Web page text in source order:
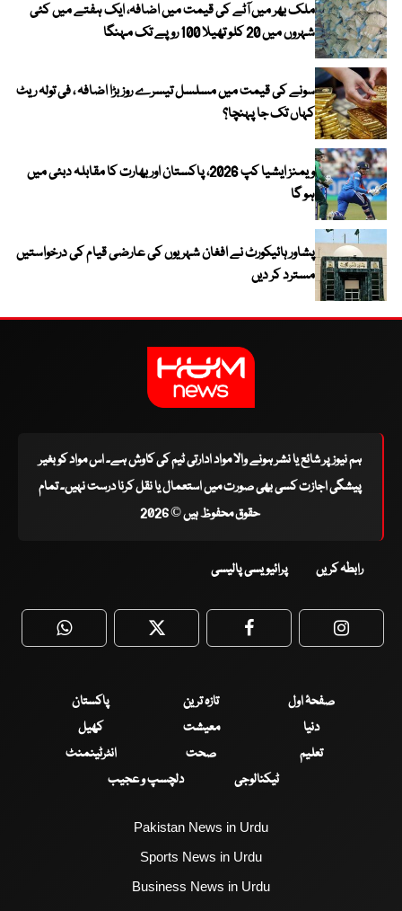
ملک بھر میں آٹے کی قیمت میں اضافہ، ایک ہفتے میں کئی
شہروں میں 20 کلو تھیلا 100 روپے تک مہنگا
سونے کی قیمت میں مسلسل تیسرے روز بڑا اضافہ ، فی تولہ ریٹ
کہاں تک جا پہنچا؟
ویمنز ایشیا کپ 2026، پاکستان اور بھارت کا مقابلہ دبئی میں
ہو گا
پشاور ہائیکورٹ نے افغان شہریوں کی عارضی قیام کی درخواستیں
مسترد کر دیں
ہم نیوز پر شائع یا نشر ہونے والا مواد ادارتی ٹیم کی کاوش ہے۔ اس مواد کو بغیر
پیشگی اجازت کسی بھی صورت میں استعمال یا نقل کرنا درست نہیں۔ تمام
حقوق محفوظ ہیں © 2026
رابطہ کریں پرائیویسی پالیسی
WhatsApp Twitter Facebook
صفحۂ اول تازہ ترین
پاکستان
دنیا
معیشت
کھیل
تعلیم
صحت
انٹرٹینمنٹ
ٹیکنالوجی
دلچسپ و عجیب
Pakistan News in Urdu
Sports News in Urdu
Business News in Urdu